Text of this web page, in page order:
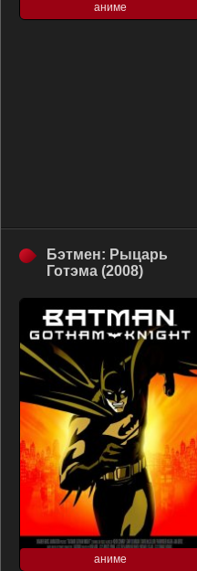
аниме
Бэтмен: Рыцарь
Готэма (2008)
аниме